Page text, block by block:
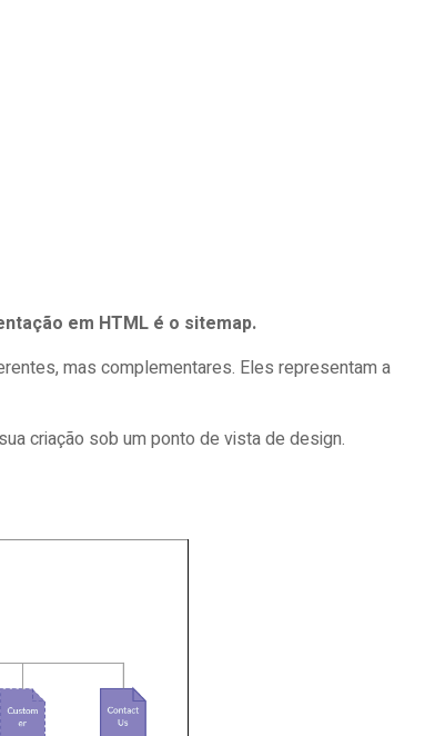
em HTML é o sitemap.
mas complementares. Eles representam a
criação sob um ponto de vista de design.